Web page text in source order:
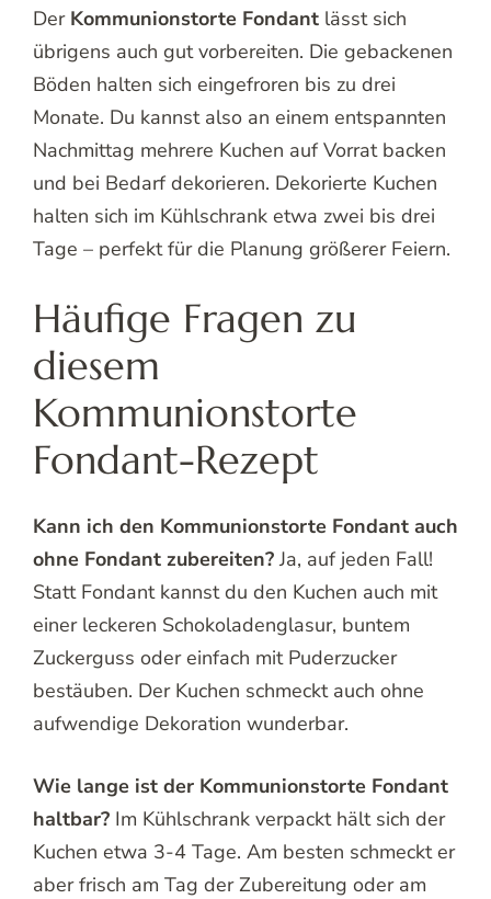
Der Kommunionstorte Fondant lässt sich
übrigens auch gut vorbereiten. Die gebackenen
Böden halten sich eingefroren bis zu drei
Monate. Du kannst also an einem entspannten
Nachmittag mehrere Kuchen auf Vorrat backen
und bei Bedarf dekorieren. Dekorierte Kuchen
halten sich im Kühlschrank etwa zwei bis drei
Tage – perfekt für die Planung größerer Feiern.
Häufige Fragen zu
diesem
Kommunionstorte
Fondant-Rezept
Kann ich den Kommunionstorte Fondant auch
ohne Fondant zubereiten?Ja, auf jeden Fall!
Statt Fondant kannst du den Kuchen auch mit
einer leckeren Schokoladenglasur, buntem
Zuckerguss oder einfach mit Puderzucker
bestäuben. Der Kuchen schmeckt auch ohne
aufwendige Dekoration wunderbar.
Wie lange ist der Kommunionstorte Fondant
haltbar? Im Kühlschrank verpackt hält sich der
Kuchen etwa 3-4 Tage. Am besten schmeckt er
aber frisch am Tag der Zubereitung oder am